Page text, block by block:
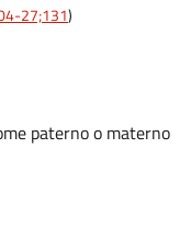
27;131)
paterno o materno